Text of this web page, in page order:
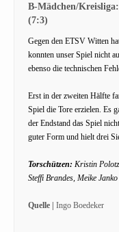
B-Mädchen/
(7:3)
Gegen den ETSV Witten
konnten unser Spiel nicht
ebenso die technischen
Erst in der zweiten Hälfte
Spiel die Tore erzielen. Es
der Endstand das Spiel
guter Form und hielt drei
Torschützen: Kristin
Steffi Brandes, Meike
Quelle | Ingo Boedeker